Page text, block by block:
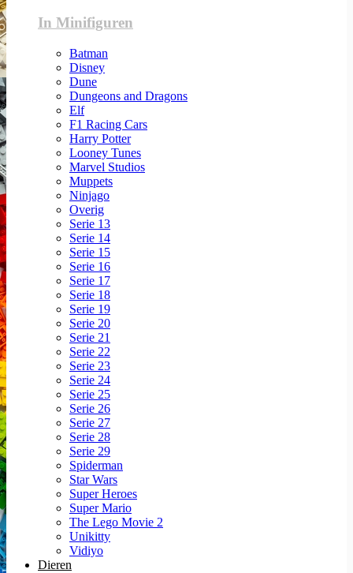
In Minifiguren
Batman
Disney
Dune
Dungeons and Dragons
Elf
F1 Racing Cars
Harry Potter
Looney Tunes
Marvel Studios
Muppets
Ninjago
Overig
Serie 13
Serie 14
Serie 15
Serie 16
Serie 17
Serie 18
Serie 19
Serie 20
Serie 21
Serie 22
Serie 23
Serie 24
Serie 25
Serie 26
Serie 27
Serie 28
Serie 29
Spiderman
Star Wars
Super Heroes
Super Mario
The Lego Movie 2
Unikitty
Vidiyo
Dieren